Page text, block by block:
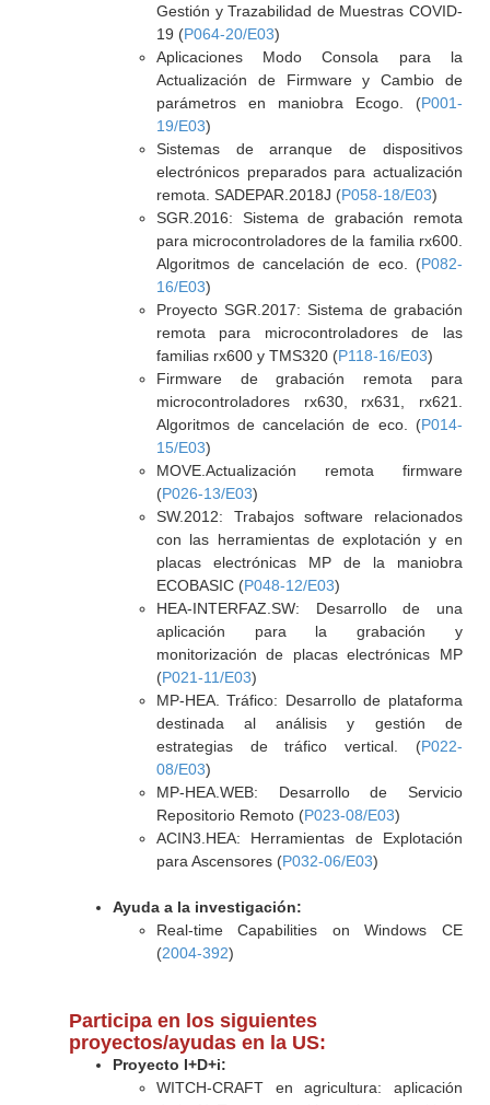
Gestión y Trazabilidad de Muestras COVID-
19 (P064-20/E03)
Aplicaciones Modo Consola para la
Actualización de Firmware y Cambio de
parámetros en maniobra Ecogo. (P001-
19/E03)
Sistemas de arranque de dispositivos
electrónicos preparados para actualización
remota. SADEPAR.2018J (P058-18/E03)
SGR.2016: Sistema de grabación remota
para microcontroladores de la familia rx600.
Algoritmos de cancelación de eco. (P082-
16/E03)
Proyecto SGR.2017: Sistema de grabación
remota para microcontroladores de las
familias rx600 y TMS320 (P118-16/E03)
Firmware de grabación remota para
microcontroladores rx630, rx631, rx621.
Algoritmos de cancelación de eco. (P014-
15/E03)
MOVE.Actualización remota firmware
(P026-13/E03)
SW.2012: Trabajos software relacionados
con las herramientas de explotación y en
placas electrónicas MP de la maniobra
ECOBASIC (P048-12/E03)
HEA-INTERFAZ.SW: Desarrollo de una
aplicación para la grabación y
monitorización de placas electrónicas MP
(P021-11/E03)
MP-HEA. Tráfico: Desarrollo de plataforma
destinada al análisis y gestión de
estrategias de tráfico vertical. (P022-
08/E03)
MP-HEA.WEB: Desarrollo de Servicio
Repositorio Remoto (P023-08/E03)
ACIN3.HEA: Herramientas de Explotación
para Ascensores (P032-06/E03)
Ayuda a la investigación:
Real-time Capabilities on Windows CE
(2004-392)
Participa en los siguientes
proyectos/ayudas en la US:
Proyecto I+D+i:
WITCH-CRAFT en agricultura: aplicación